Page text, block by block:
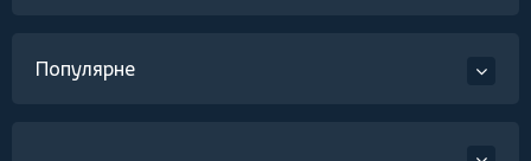
Популярне